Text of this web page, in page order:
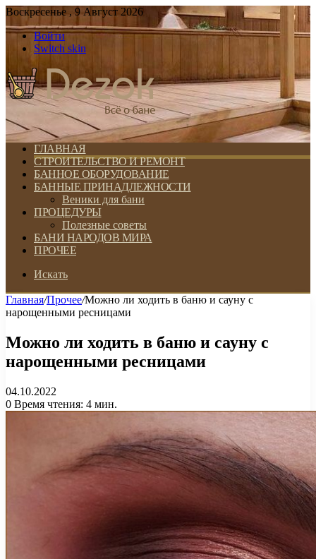
Воскресенье , 9 Август 2026
Войти
Switch skin
ГЛАВНАЯ
СТРОИТЕЛЬСТВО И РЕМОНТ
БАННОЕ ОБОРУДОВАНИЕ
БАННЫЕ ПРИНАДЛЕЖНОСТИ
Веники для бани
ПРОЦЕДУРЫ
Полезные советы
БАНИ НАРОДОВ МИРА
ПРОЧЕЕ
Искать
Главная/Прочее/Можно ли ходить в баню и сауну с
нарощенными ресницами
Можно ли ходить в баню и сауну с
нарощенными ресницами
04.10.2022
0 Время чтения: 4 мин.